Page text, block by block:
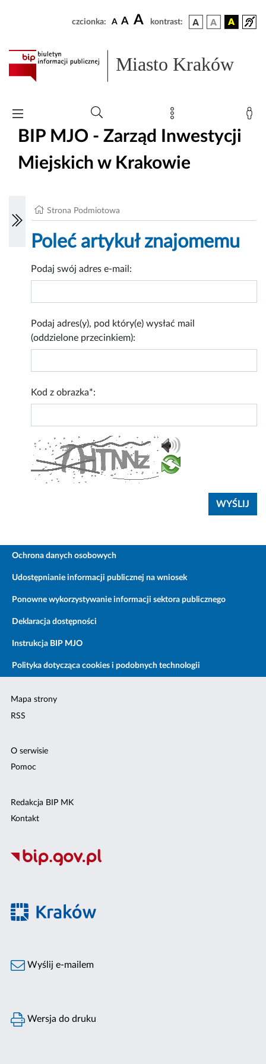
czcionka: A A A kontrast:
Miasto Kraków
BIP MJO - Zarząd Inwestycji
Miejskich w Krakowie
Strona Podmiotowa
Poleć artykuł znajomemu
Podaj swój adres e-mail:
Podaj adres(y), pod który(e) wysłać mail
(oddzielone przecinkiem):
Kod z obrazka*:
Ochrona danych osobowych
Udostępnianie informacji publicznej na wniosek
Ponowne wykorzystywanie informacji sektora publicznego
Deklaracja dostępności
Instrukcja BIP MJO
Polityka dotycząca cookies i podobnych technologii
Mapa strony
RSS
O serwisie
Pomoc
Redakcja BIP MK
Kontakt
Wyślij e-mailem
Wersja do druku